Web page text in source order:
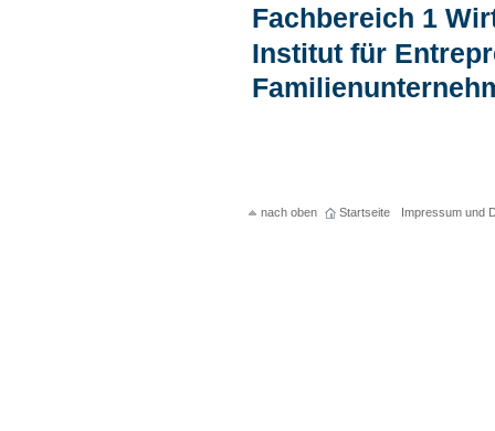
Fachbereich 1
Institut für
nach oben Startseite Impressum und